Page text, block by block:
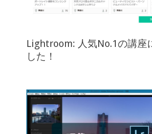
Lightroom: 人気No.1の講座
した！